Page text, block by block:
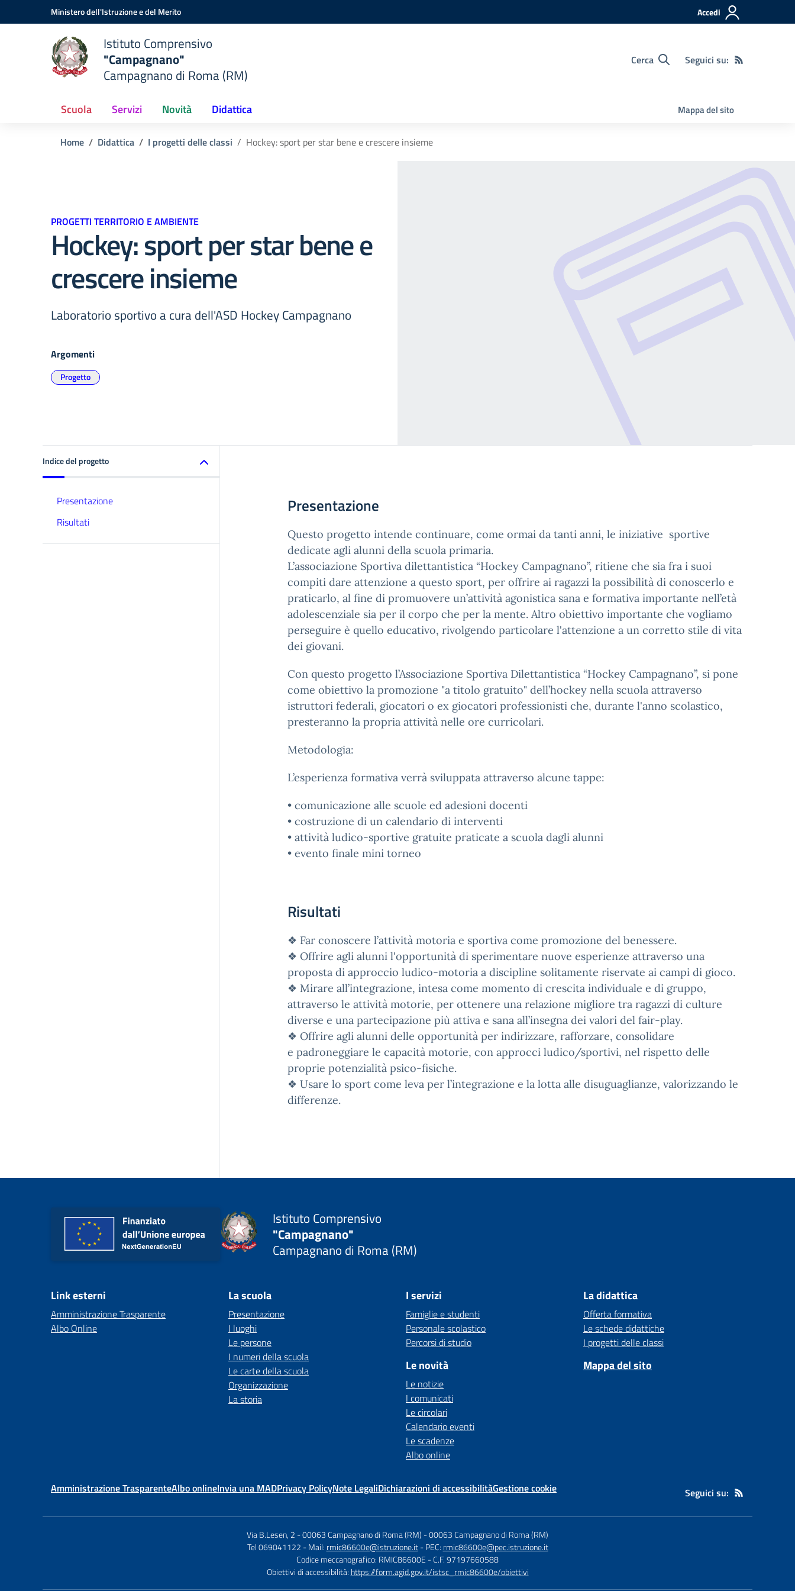
Vai ai contenuti
Vai al menu di navigazioneMinistero dell'Istruzione e del Merito Accedi
Istituto Comprensivo
"Campagnano"
Campagnano di Roma (RM)
Cerca Seguici su:
Scuola Servizi Novità Didattica Mappa del sito
Home Didattica I progetti delle classi Hockey: sport per star bene e crescere insieme
PROGETTI TERRITORIO E AMBIENTE
Hockey: sport per star bene e
crescere insieme
Laboratorio sportivo a cura dell'ASD Hockey Campagnano
Argomenti
Progetto
Indice del progetto
Presentazione
Risultati
Presentazione
Questo progetto intende continuare, come ormai da tanti anni, le iniziative sportive
dedicate agli alunni della scuola primaria.
L’associazione Sportiva dilettantistica “Hockey Campagnano”, ritiene che sia fra i suoi
compiti dare attenzione a questo sport, per offrire ai ragazzi la possibilità di conoscerlo e
praticarlo, al fine di promuovere un’attività agonistica sana e formativa importante nell’età
adolescenziale sia per il corpo che per la mente. Altro obiettivo importante che vogliamo
perseguire è quello educativo, rivolgendo particolare l'attenzione a un corretto stile di vita
dei giovani.
Con questo progetto l’Associazione Sportiva Dilettantistica “Hockey Campagnano”, si pone
come obiettivo la promozione "a titolo gratuito" dell’hockey nella scuola attraverso
istruttori federali, giocatori o ex giocatori professionisti che, durante l'anno scolastico,
presteranno la propria attività nelle ore curricolari.
Metodologia:
L’esperienza formativa verrà sviluppata attraverso alcune tappe:
• comunicazione alle scuole ed adesioni docenti
• costruzione di un calendario di interventi
• attività ludico-sportive gratuite praticate a scuola dagli alunni
• evento finale mini torneo
Risultati
❖ Far conoscere l’attività motoria e sportiva come promozione del benessere.
❖ Offrire agli alunni l'opportunità di sperimentare nuove esperienze attraverso una
proposta di approccio ludico-motoria a discipline solitamente riservate ai campi di gioco.
❖ Mirare all’integrazione, intesa come momento di crescita individuale e di gruppo,
attraverso le attività motorie, per ottenere una relazione migliore tra ragazzi di culture
diverse e una partecipazione più attiva e sana all’insegna dei valori del fair-play.
❖ Offrire agli alunni delle opportunità per indirizzare, rafforzare, consolidare
e padroneggiare le capacità motorie, con approcci ludico/sportivi, nel rispetto delle
proprie potenzialità psico-fisiche.
❖ Usare lo sport come leva per l’integrazione e la lotta alle disuguaglianze, valorizzando le
differenze.
Istituto Comprensivo
"Campagnano"
Campagnano di Roma (RM)
Link esterni
Amministrazione Trasparente
Albo Online
La scuola
Presentazione
I luoghi
Le persone
I numeri della scuola
Le carte della scuola
Organizzazione
La storia
I servizi
Famiglie e studenti
Personale scolastico
Percorsi di studio
Le novità
Le notizie
I comunicati
Le circolari
Calendario eventi
Le scadenze
Albo online
La didattica
Offerta formativa
Le schede didattiche
I progetti delle classi
Mappa del sito
Amministrazione TrasparenteAlbo onlineInvia una MADPrivacy PolicyNote LegaliDichiarazioni di accessibilitàGestione cookie Seguici su:
Via B.Lesen, 2 - 00063 Campagnano di Roma (RM) -00063 Campagnano di Roma (RM)
Tel 069041122 - Mail: rmic86600e@istruzione.it - PEC: rmic86600e@pec.istruzione.it
Codice meccanografico: RMIC86600E - C.F. 97197660588
Obiettivi di accessibilità: https://form.agid.gov.it/istsc_rmic86600e/obiettivi